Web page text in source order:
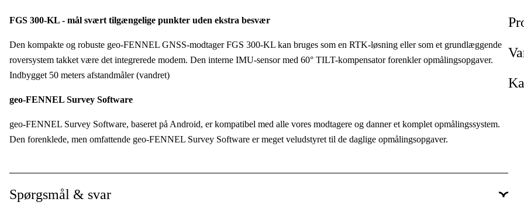
FGS 300-KL - mål svært tilgængelige punkter uden ekstra besvær
Den kompakte og robuste geo-FENNEL GNSS-modtager FGS 300-KL kan bruges som en RTK-løsning eller som et grundlæggende
roversystem takket være det integrerede modem. Den interne IMU-sensor med 60° TILT-kompensator forenkler opmålingsopgaver.
Indbygget 50 meters afstandmåler (vandret)
geo-FENNEL Survey Software
geo-FENNEL Survey Software, baseret på Android, er kompatibel med alle vores modtagere og danner et komplet opmålingssystem.
Den forenklede, men omfattende geo-FENNEL Survey Software er meget veludstyret til de daglige opmålingsopgaver.
Selv uden en særlig opmålingsuddannelse vil du være i stand til fuldt ud at mestre disse opmålingsopgaver som en professionel.
Spørgsmål & svar